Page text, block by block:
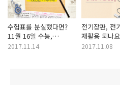
수험표를 분실했다면?
11월 16일 수능,
이것만은 기억해주세요!
2017.11.14
전기장판, 전
재활용 되나
전기장판 버리
2017.11.08